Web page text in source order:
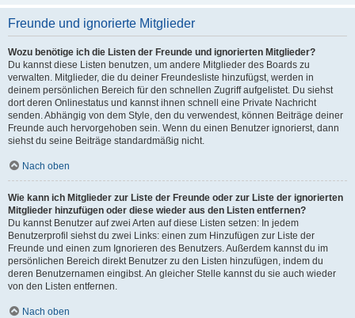
Freunde und ignorierte Mitglieder
Wozu benötige ich die Listen der Freunde und ignorierten Mitglieder?
Du kannst diese Listen benutzen, um andere Mitglieder des Boards zu
verwalten. Mitglieder, die du deiner Freundesliste hinzufügst, werden in
deinem persönlichen Bereich für den schnellen Zugriff aufgelistet. Du siehst
dort deren Onlinestatus und kannst ihnen schnell eine Private Nachricht
senden. Abhängig von dem Style, den du verwendest, können Beiträge deiner
Freunde auch hervorgehoben sein. Wenn du einen Benutzer ignorierst, dann
siehst du seine Beiträge standardmäßig nicht.
Nach oben
Wie kann ich Mitglieder zur Liste der Freunde oder zur Liste der ignorierten
Mitglieder hinzufügen oder diese wieder aus den Listen entfernen?
Du kannst Benutzer auf zwei Arten auf diese Listen setzen: In jedem
Benutzerprofil siehst du zwei Links: einen zum Hinzufügen zur Liste der
Freunde und einen zum Ignorieren des Benutzers. Außerdem kannst du im
persönlichen Bereich direkt Benutzer zu den Listen hinzufügen, indem du
deren Benutzernamen eingibst. An gleicher Stelle kannst du sie auch wieder
von den Listen entfernen.
Nach oben